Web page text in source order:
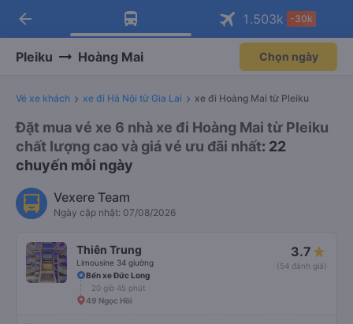
Tải app Vexere ngay!
Nhận ưu đãi thành viên độc
Mở app
Tải app Vexere
-30k/ghế khi đặt vé máy bay qua
Mở app
arrow_back 1.503k -30k
Pleiku Hoàng Mai Chọn ngày
Vé xe khách xe đi Hà Nội từ Gia Lai xe đi Hoàng Mai từ Pleiku
Đặt mua vé xe 6 nhà xe đi Hoàng Mai từ Pleiku
chất lượng cao và giá vé ưu đãi nhất: 22
chuyến mỗi ngày
Vexere Team
Ngày cập nhật: 07/08/2026
Thiên Trung
Limousine 34 giường
3.7
(54 đánh giá)
Bến xe Đức Long
20 giờ 45 phút
49 Ngọc Hồi